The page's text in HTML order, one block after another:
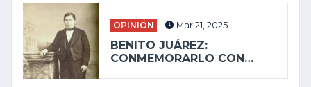
OPINIÓN Mar 21, 2025
BENITO JUÁREZ:
CONMEMORARLO CON…